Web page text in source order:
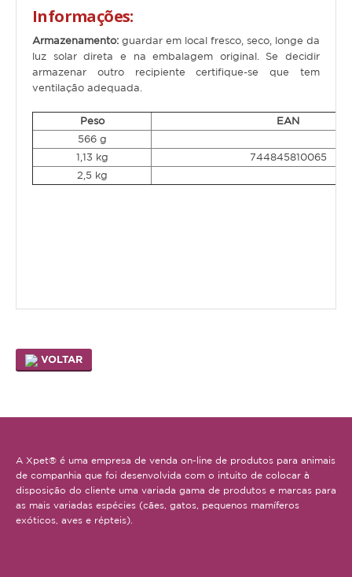
Grandes
Repteis
Tartaruga
Lagarto
Serpente
SNACKS E BISCOITOS
SUPLEMENTOS
Pequenos mamíferos
Aves
Repteis
Informações:
Armazenamento: guardar em local fresco, seco, longe da
luz solar direta e na embalagem original. Se decidir
armazenar outro recipiente certifique-se que tem
ventilação adequada.
Peso
EAN
566 g
1,13 kg
744845810065
2,5 kg
VOLTAR
A Xpet® é uma empresa de venda on-line de produtos para animais
de companhia que foi desenvolvida com o intuito de colocar à
disposição do cliente uma variada gama de produtos e marcas para
as mais variadas espécies (cães, gatos, pequenos mamíferos
exóticos, aves e répteis).